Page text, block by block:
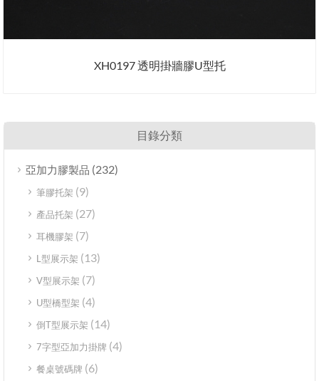
XH0197 透明掛牆膠U型托
目錄分類
亞加力膠製品 (232)
筆膠托架 (9)
產品托架 (27)
耳機膠架 (7)
L型展示架 (13)
V型展示架 (7)
U型橋型架 (4)
倒T型展示架 (14)
7字型亞加力掛牌 (4)
餐桌號碼牌 (6)